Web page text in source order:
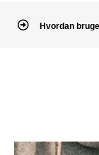
Hvordan